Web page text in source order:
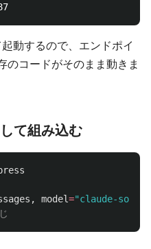
動するので、エンドポイ
のコードがそのまま動きま
て組み込む
, model="claude-